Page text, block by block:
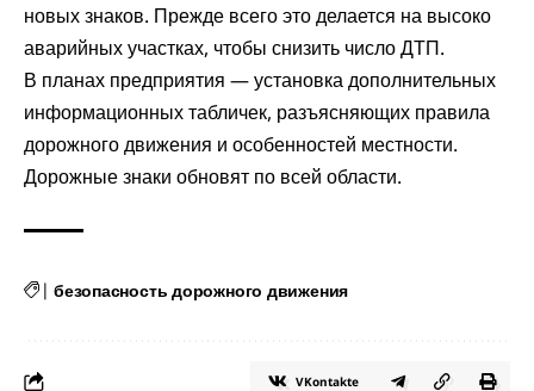
новых знаков. Прежде всего это делается на высоко
аварийных участках, чтобы снизить число ДТП.
В планах предприятия — установка дополнительных
информационных табличек, разъясняющих правила
дорожного движения и особенностей местности.
Дорожные знаки обновят по всей области.
| безопасность дорожного движения
VKontakte